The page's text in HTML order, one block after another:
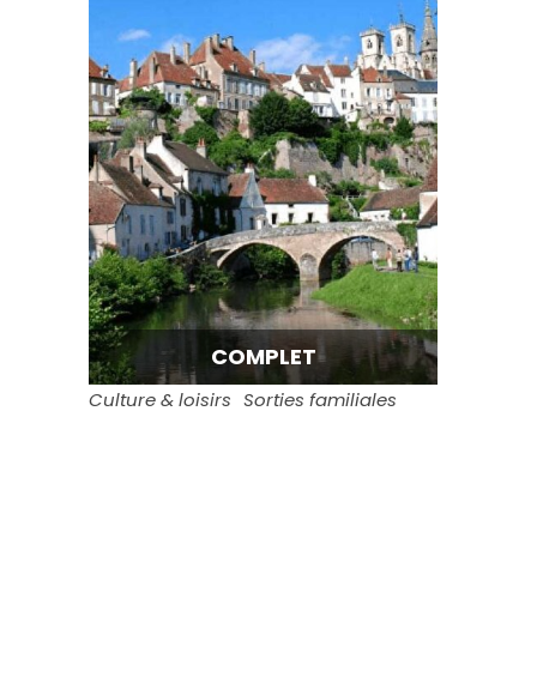
COMPLET
Culture & loisirs Sorties familiales